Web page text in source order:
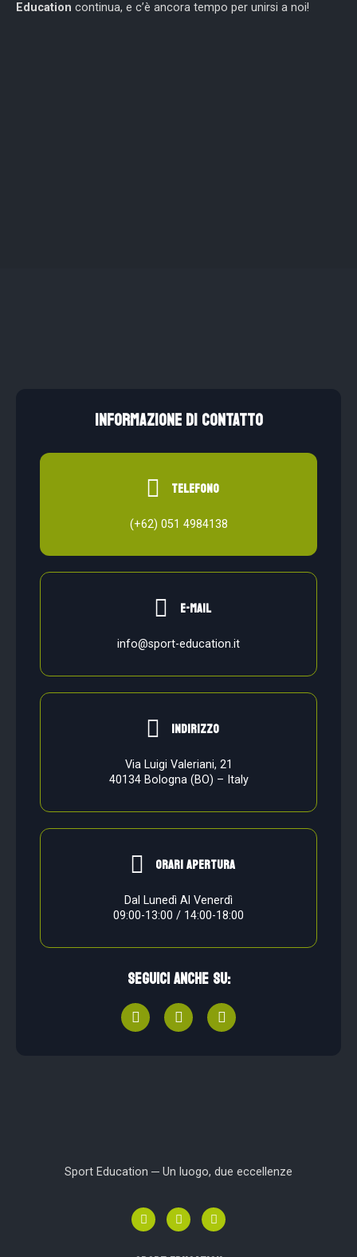
Education continua, e c’è ancora tempo per unirsi a noi!
INFORMAZIONE DI CONTATTO
telefono
(+62) 051 4984138
e-mail
info@sport-education.it
indirizzo
Via Luigi Valeriani, 21
40134 Bologna (BO) – Italy
orari apertura
Dal Lunedì Al Venerdì
09:00-13:00 / 14:00-18:00
Seguici anche su:
Sport Education ─ Un luogo, due eccellenze